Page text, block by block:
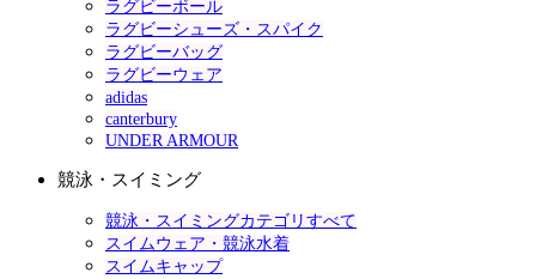
ラグビーボール
ラグビーシューズ・スパイク
ラグビーバッグ
ラグビーウェア
adidas
canterbury
UNDER ARMOUR
競泳・スイミング
競泳・スイミングカテゴリすべて
スイムウェア・競泳水着
スイムキャップ